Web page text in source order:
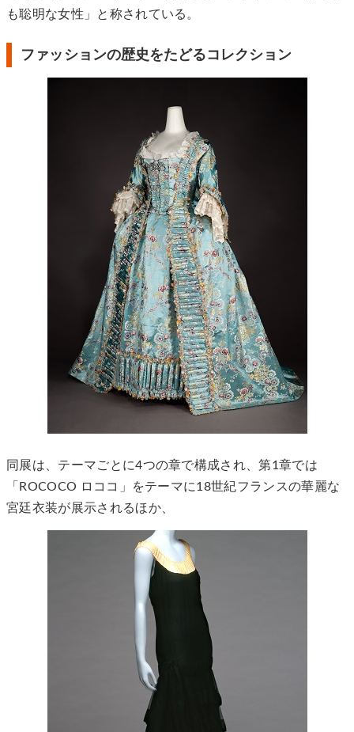
も聡明な女性」と称されている。
ファッションの歴史をたどるコレクション
同展は、テーマごとに4つの章で構成され、第1章では
「ROCOCO ロココ」をテーマに18世紀フランスの華麗な
宮廷衣装が展示されるほか、